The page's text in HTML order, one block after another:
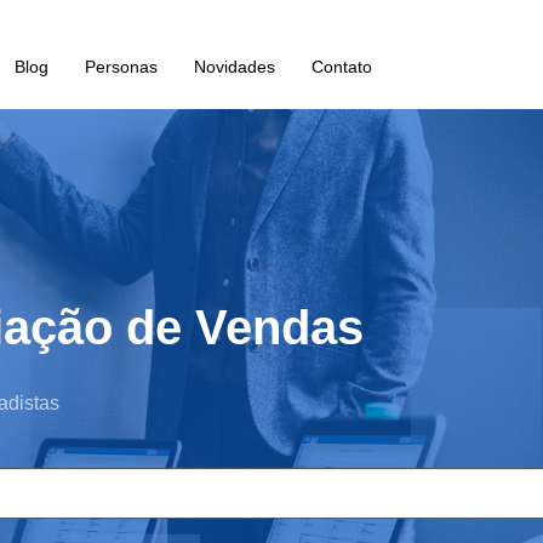
Blog Personas Novidades Contato
de Vendas